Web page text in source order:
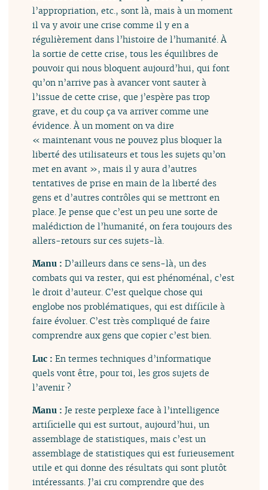
l’appropriation, etc., sont là, mais à un moment
il va y avoir une crise comme il y en a
régulièrement dans l’histoire de l’humanité. À
la sortie de cette crise, tous les équilibres de
pouvoir qui nous bloquent aujourd’hui, qui font
qu’on n’arrive pas à avancer vont sauter à
l’issue de cette crise, que j’espère pas trop
grave, et du coup ça va arriver comme une
évidence. À un moment on va dire
« maintenant vous ne pouvez plus bloquer la
liberté des utilisateurs et tous les sujets qu’on
met en avant », mais il y aura d’autres
tentatives de prise en main de la liberté des
gens et d’autres contrôles qui se mettront en
place. Je pense que c’est un peu une sorte de
malédiction de l’humanité, on fera toujours des
allers-retours sur ces sujets-là.
Manu :D’ailleurs dans ce sens-là, un des
combats qui va rester, qui est phénoménal, c’est
le droit d’auteur. C’est quelque chose qui
englobe nos problématiques, qui est difficile à
faire évoluer. C’est très compliqué de faire
comprendre aux gens que copier c’est bien.
Luc :En termes techniques d’informatique
quels vont être, pour toi, les gros sujets de
l’avenir ?
Manu :Je reste perplexe face à l’intelligence
artificielle qui est surtout, aujourd’hui, un
assemblage de statistiques, mais c’est un
assemblage de statistiques qui est furieusement
utile et qui donne des résultats qui sont plutôt
intéressants. J’ai cru comprendre que des